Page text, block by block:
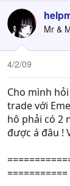
Mr &
4/2/09
Cho mình
trade với
hô phải có 2
được á đâu !
===========